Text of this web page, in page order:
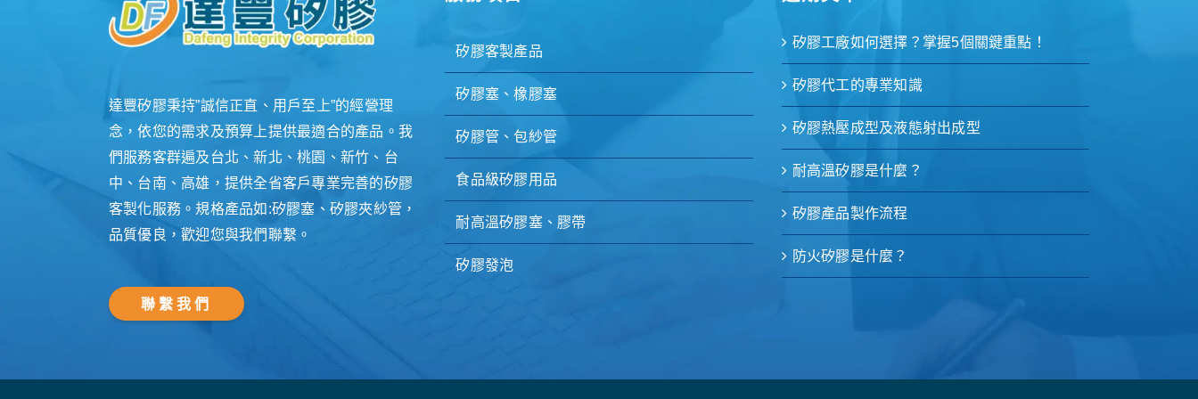
達豐矽膠秉持”誠信正直、用戶至上”的經營理
念，依您的需求及預算上提供最適合的產品。我
們服務客群遍及台北、新北、桃園、新竹、台
中、台南、高雄，提供全省客戶專業完善的矽膠
客製化服務。規格產品如:矽膠塞、矽膠夾紗管，
品質優良，歡迎您與我們聯繫。
聯繫我們
矽膠客製產品
矽膠塞、橡膠塞
矽膠管、包紗管
食品級矽膠用品
耐高溫矽膠塞、膠帶
矽膠發泡
矽膠工廠如何選擇？掌握5個關鍵重點！
矽膠代工的專業知識
矽膠熱壓成型及液態射出成型
耐高溫矽膠是什麼？
矽膠產品製作流程
防火矽膠是什麼？